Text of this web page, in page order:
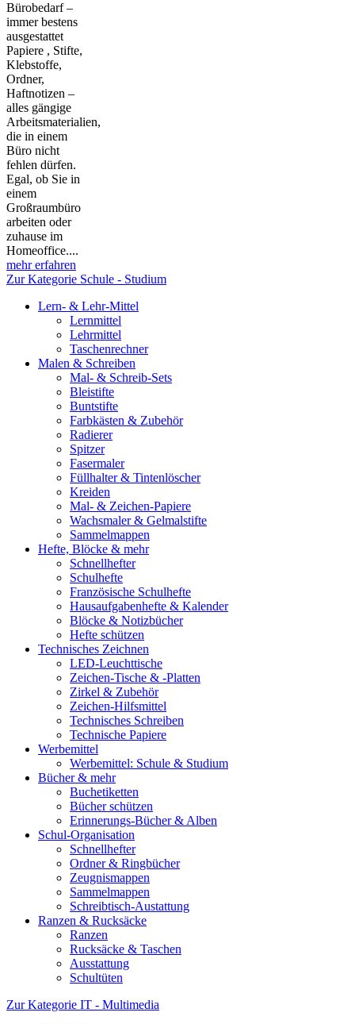
Bürobedarf –
immer bestens
ausgestattet
Papiere , Stifte,
Klebstoffe,
Ordner,
Haftnotizen –
alles gängige
Arbeitsmaterialien,
die in einem
Büro nicht
fehlen dürfen.
Egal, ob Sie in
einem
Großraumbüro
arbeiten oder
zuhause im
Homeoffice....
mehr erfahren
Zur Kategorie Schule - Studium
Lern- & Lehr-Mittel
Lernmittel
Lehrmittel
Taschenrechner
Malen & Schreiben
Mal- & Schreib-Sets
Bleistifte
Buntstifte
Farbkästen & Zubehör
Radierer
Spitzer
Fasermaler
Füllhalter & Tintenlöscher
Kreiden
Mal- & Zeichen-Papiere
Wachsmaler & Gelmalstifte
Sammelmappen
Hefte, Blöcke & mehr
Schnellhefter
Schulhefte
Französische Schulhefte
Hausaufgabenhefte & Kalender
Blöcke & Notizbücher
Hefte schützen
Technisches Zeichnen
LED-Leuchttische
Zeichen-Tische & -Platten
Zirkel & Zubehör
Zeichen-Hilfsmittel
Technisches Schreiben
Technische Papiere
Werbemittel
Werbemittel: Schule & Studium
Bücher & mehr
Buchetiketten
Bücher schützen
Erinnerungs-Bücher & Alben
Schul-Organisation
Schnellhefter
Ordner & Ringbücher
Zeugnismappen
Sammelmappen
Schreibtisch-Austattung
Ranzen & Rucksäcke
Ranzen
Rucksäcke & Taschen
Ausstattung
Schultüten
Zur Kategorie IT - Multimedia